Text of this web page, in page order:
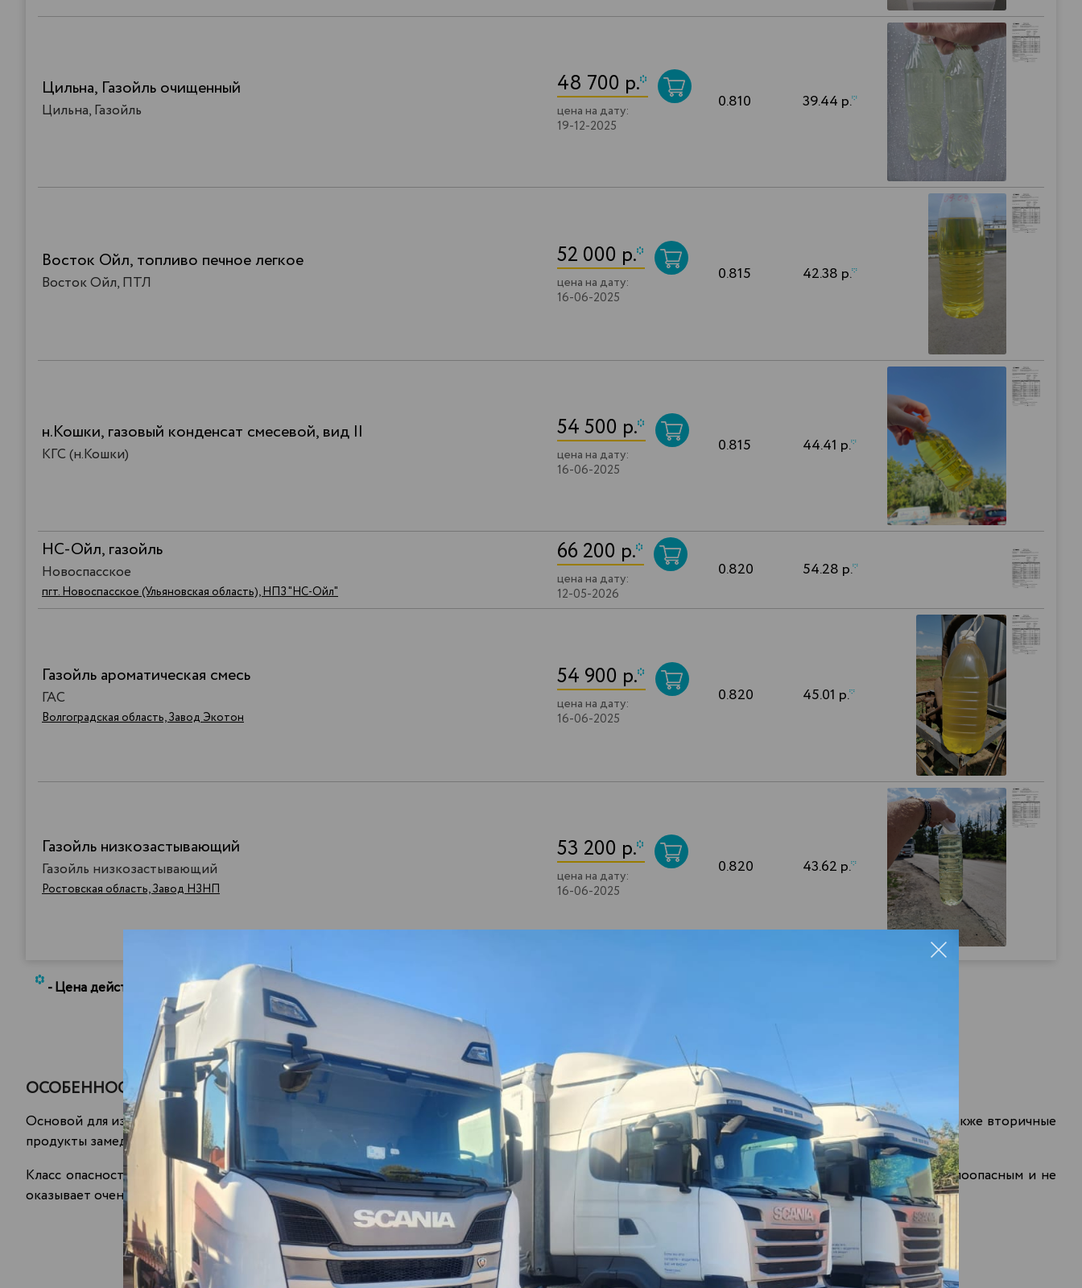
Цильна, Газойль очищенный
Цильна, Газойль
48 700 р.*
цена на дату:
19-12-2025
0.810 39.44 р.*
Восток Ойл, топливо печное легкое
Восток Ойл, ПТЛ
52 000 р.*
цена на дату:
16-06-2025
0.815 42.38 р.*
н.Кошки, газовый конденсат смесевой, вид II
КГС (н.Кошки)
54 500 р.*
цена на дату:
16-06-2025
0.815 44.41 р.*
НС-Ойл, газойль
Новоспасское
пгт. Новоспасское (Ульяновская область), НПЗ "НС-Ойл"
66 200 р.*
цена на дату:
12-05-2026
0.820 54.28 р.*
Газойль ароматическая смесь
ГАС
Волгоградская область, Завод Экотон
54 900 р.*
цена на дату:
16-06-2025
0.820 45.01 р.*
Газойль низкозастывающий
Газойль низкозастывающий
Ростовская область, Завод НЗНП
53 200 р.*
цена на дату:
16-06-2025
0.820 43.62 р.*
* - Цена действительна при условии заказа доставки нашим транспортом
ОСОБЕННОСТИ ДТФ/СМТ
Основой для изготовления этого горючего служат вакуумные и атмосферные дистилляторы (как гидроочищенные, так и негидроочищенные), а также вторичные
продукты замедленного коксования − лёгкие газойли.
Класс опасности дизельной технологической фракции (судового маловязкого топлива) − 4 (ГОСТ 12.1.007). Это значит, что продукт являетсямалоопасным и не
оказывает очень вредного воздействия на человеческий организм.
Купить ДТф/СМТ в г.Энгельс